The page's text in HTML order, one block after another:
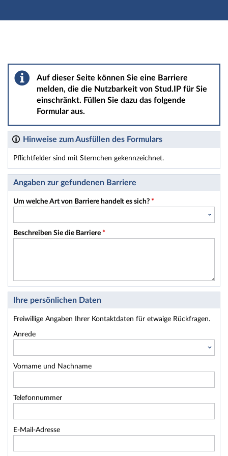
Hauptnavigation
Barriere melden
Auf dieser Seite können Sie eine Barriere
melden, die die Nutzbarkeit von Stud.IP für Sie
einschränkt. Füllen Sie dazu das folgende
Formular aus.
Hinweise zum Ausfüllen des Formulars
Pflichtfelder sind mit Sternchen gekennzeichnet.
Dieses Formular enthält Pflichtfelder.
Angaben zur gefundenen Barriere
Um welche Art von Barriere handelt es sich? *
Beschreiben Sie die Barriere *
Ihre persönlichen Daten
Freiwillige Angaben Ihrer Kontaktdaten für etwaige Rückfragen.
Anrede
Vorname und Nachname
Telefonnummer
E-Mail-Adresse